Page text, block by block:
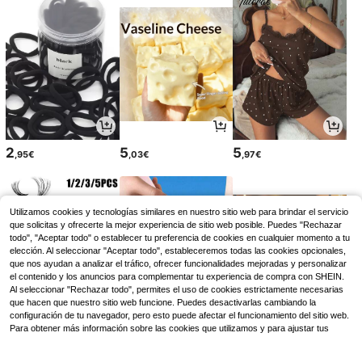
2,95€ 5,03€ 5,97€
Utilizamos cookies y tecnologías similares en nuestro sitio web para brindar el servicio
que solicitas y ofrecerte la mejor experiencia de sitio web posible. Puedes "Rechazar
todo", "Aceptar todo" o establecer tu preferencia de cookies en cualquier momento a tu
elección. Al seleccionar "Aceptar todo", estableceremos todas las cookies opcionales,
que nos ayudan a analizar el tráfico, ofrecer funcionalidades mejoradas y personalizar
el contenido y los anuncios para complementar tu experiencia de compra con SHEIN.
Al seleccionar "Rechazar todo", permites el uso de cookies estrictamente necesarias
que hacen que nuestro sitio web funcione. Puedes desactivarlas cambiando la
configuración de tu navegador, pero esto puede afectar el funcionamiento del sitio web.
Para obtener más información sobre las cookies que utilizamos y para ajustar tus